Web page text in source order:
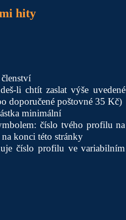
hity
li chtít zaslat výše uvedené
doporučené poštovné 35 Kč)
minimální
číslo tvého profilu na
konci této stránky
číslo profilu ve variabilním